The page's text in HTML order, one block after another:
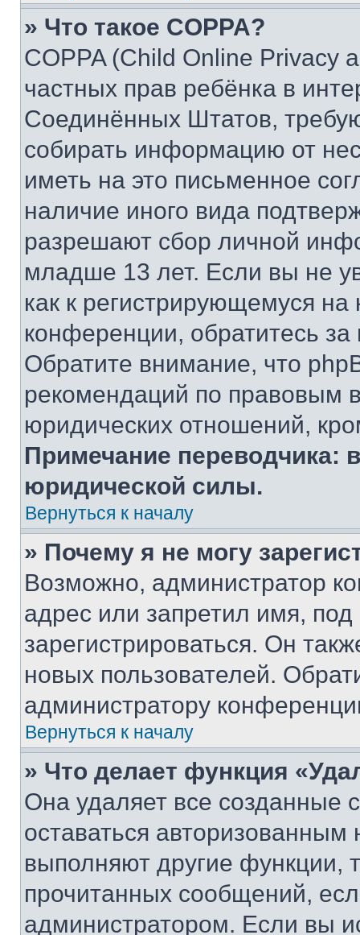
» Что такое COPPA?
COPPA (Child Online Privacy
частных прав ребёнка в
Соединённых Штатов,
собирать информацию от
иметь на это письменное
наличие иного вида
разрешают сбор личной
младше 13 лет. Если вы не
как к регистрирующемуся
конференции, обратитесь
Обратите внимание, что
рекомендаций по правовым
юридических отношений,
Примечание переводчика:
юридической силы.
Вернуться к началу
» Почему я не могу
Возможно, администратор
адрес или запретил имя,
зарегистрироваться. Он
новых пользователей.
администратору
Вернуться к началу
» Что делает функция
Она удаляет все созданные
оставаться
выполняют другие функции,
прочитанных сообщений,
администратором. Если вы